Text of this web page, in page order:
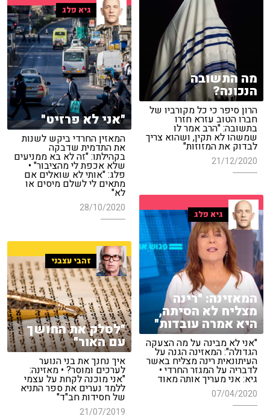
מה התשובה
הנכונה?
הרון סיפר כי כל מקורביו של
חברו הטוב עזרא חזרו
בתשובה: "הרב אמר לו
שמשהו לא תקין, ושהוא צריך
לבדוק את המזוזות"
21/12/2020
גיא פלג
"אני לא פרזיט"
המאזין החרדי ביקש לשנות
את התדמית שדבקה
בקהילתו: "זה לא בא ממניעים
שלא אכפת לי מהציבור" •
פלג: "אותי לא שואלים אם
מתאים לי לשלם מיסים או
לא"
28/10/2020
גיא פלג
המאזינה: "רינה
מצליח לא הסיתה,
היא אמרה עובדות"
"אני לא מבינה על מה הצעקה
הגדולה": המאזינה הגנה על
העיתונאית רינה מצליח באשר
לדבריה על המגזר החרדי •
גיא: אני מעריך אותה מאוד
07/04/2020
זהבי עצבני
"לסלק את החושך
עם האור"
איך נחנך את בני הנוער
לערכים ומוסר? • מאזינה:
"אני מוכנה לקחת על עצמי
ללמד נערים את ספר התניא
של חסידות חב"ד"
21/07/2019